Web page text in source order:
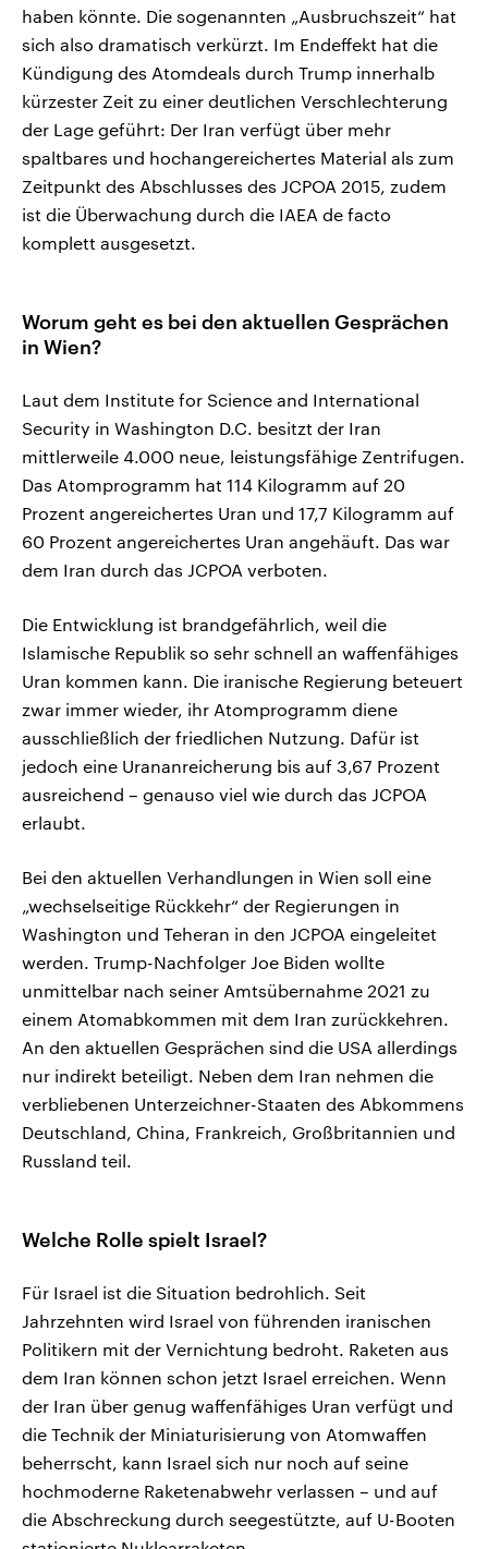
haben könnte. Die sogenannten „Ausbruchszeit“ hat
sich also dramatisch verkürzt. Im Endeffekt hat die
Kündigung des Atomdeals durch Trump innerhalb
kürzester Zeit zu einer deutlichen Verschlechterung
der Lage geführt: Der Iran verfügt über mehr
spaltbares und hochangereichertes Material als zum
Zeitpunkt des Abschlusses des JCPOA 2015, zudem
ist die Überwachung durch die IAEA de facto
komplett ausgesetzt.
Worum geht es bei den aktuellen Gesprächen
in Wien?
Laut dem Institute for Science and International
Security in Washington D.C. besitzt der Iran
mittlerweile 4.000 neue, leistungsfähige Zentrifugen.
Das Atomprogramm hat 114 Kilogramm auf 20
Prozent angereichertes Uran und 17,7 Kilogramm auf
60 Prozent angereichertes Uran angehäuft. Das war
dem Iran durch das JCPOA verboten.
Die Entwicklung ist brandgefährlich, weil die
Islamische Republik so sehr schnell an waffenfähiges
Uran kommen kann. Die iranische Regierung beteuert
zwar immer wieder, ihr Atomprogramm diene
ausschließlich der friedlichen Nutzung. Dafür ist
jedoch eine Urananreicherung bis auf 3,67 Prozent
ausreichend – genauso viel wie durch das JCPOA
erlaubt.
Bei den aktuellen Verhandlungen in Wien soll eine
„wechselseitige Rückkehr“ der Regierungen in
Washington und Teheran in den JCPOA eingeleitet
werden. Trump-Nachfolger Joe Biden wollte
unmittelbar nach seiner Amtsübernahme 2021 zu
einem Atomabkommen mit dem Iran zurückkehren.
An den aktuellen Gesprächen sind die USA allerdings
nur indirekt beteiligt. Neben dem Iran nehmen die
verbliebenen Unterzeichner-Staaten des Abkommens
Deutschland, China, Frankreich, Großbritannien und
Russland teil.
Welche Rolle spielt Israel?
Für Israel ist die Situation bedrohlich. Seit
Jahrzehnten wird Israel von führenden iranischen
Politikern mit der Vernichtung bedroht. Raketen aus
dem Iran können schon jetzt Israel erreichen. Wenn
der Iran über genug waffenfähiges Uran verfügt und
die Technik der Miniaturisierung von Atomwaffen
beherrscht, kann Israel sich nur noch auf seine
hochmoderne Raketenabwehr verlassen – und auf
die Abschreckung durch seegestützte, auf U-Booten